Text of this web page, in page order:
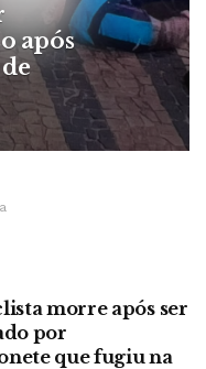
após
morre após ser
por
que fugiu na